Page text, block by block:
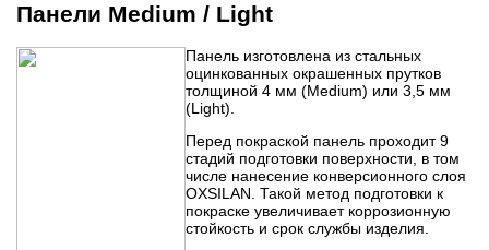
Панели Medium / Light
Панель изготовлена из стальных
оцинкованных окрашенных прутков
толщиной 4 мм (Medium) или 3,5 мм
(Light).
Перед покраской панель проходит 9
стадий подготовки поверхности, в том
числе нанесение конверсионного слоя
OXSILAN. Такой метод подготовки к
покраске увеличивает коррозионную
стойкость и срок службы изделия.